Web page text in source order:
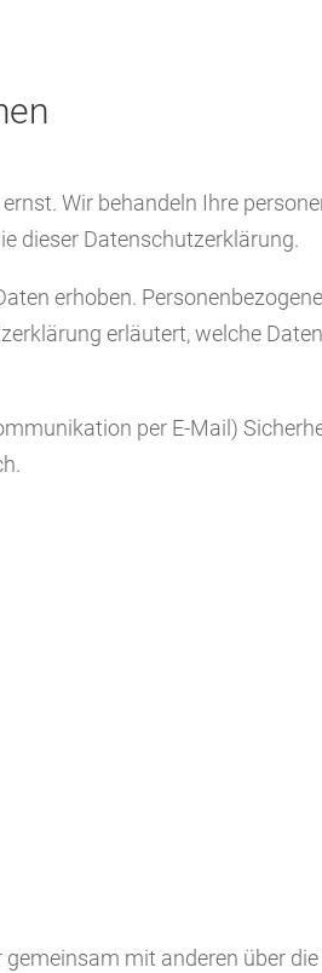
Wir behandeln Ihre
dieser Datenschutzerklärung.
erhoben.
erläutert, welche
per E-Mail)
mit anderen über